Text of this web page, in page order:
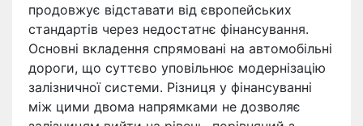
продовжує відставати від європейських
стандартів через недостатнє фінансування.
Основні вкладення спрямовані на автомобільні
дороги, що суттєво уповільнює модернізацію
залізничної системи. Різниця у фінансуванні
між цими двома напрямками не дозволяє